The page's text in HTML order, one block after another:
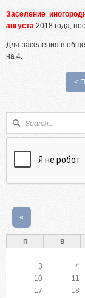
Заселение
августа 2018 года,
Для заселения в
на 4.
<
Форма
Поиск
«
п в
3
4
10
11
17
18